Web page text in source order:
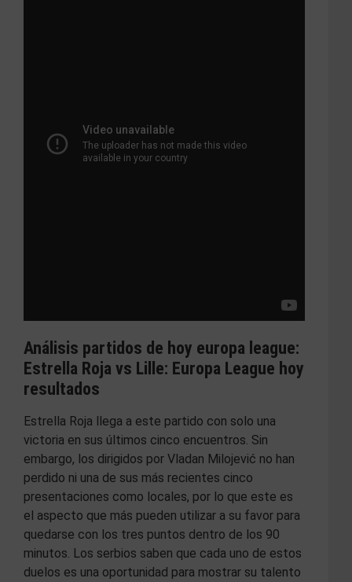
Análisis partidos de hoy europa league:
Estrella Roja vs Lille: Europa League hoy
resultados
Estrella Roja llega a este partido con solo una
victoria en sus últimos cinco encuentros. Sin
embargo, los dirigidos por Vladan Milojević no han
perdido ni una de sus más recientes cinco
presentaciones como locales, por lo que este es
el aspecto que más pueden utilizar a su favor para
quedarse con los tres puntos dentro de los 90
minutos. Los serbios saben que cada uno de estos
duelos es una oportunidad para mostrar su talento